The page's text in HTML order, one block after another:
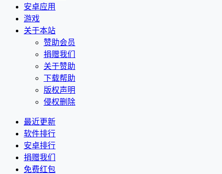
安卓应用
游戏
关于本站
赞助会员
捐赠我们
关于赞助
下载帮助
版权声明
侵权删除
最近更新
软件排行
安卓排行
捐赠我们
免费红包